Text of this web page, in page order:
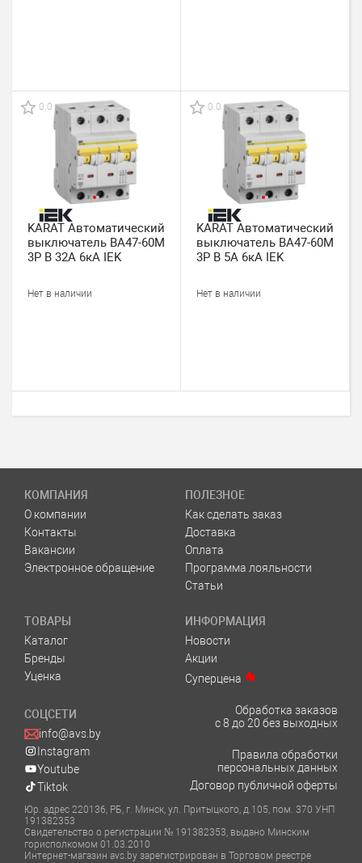
0.0
KARAT Автоматический
выключатель ВА47-60M
3P B 32А 6кА IEK
Нет в наличии
0.0
KARAT Автоматический
выключатель ВА47-60M
3P B 5А 6кА IEK
Нет в наличии
КОМПАНИЯ
О компании
Контакты
Вакансии
Электронное обращение
ПОЛЕЗНОЕ
Как сделать заказ
Доставка
Оплата
Программа лояльности
Статьи
ТОВАРЫ
Каталог
Бренды
Уценка
ИНФОРМАЦИЯ
Новости
Акции
Суперцена
СОЦСЕТИ
info@avs.by
Instagram
Youtube
Tiktok
Обработка заказов
с 8 до 20 без выходных
Правила обработки
персональных данных
Договор публичной оферты
Юр. адрес 220136, РБ, г. Минск, ул. Притыцкого, д.105, пом. 370 УНП
191382353
Свидетельство о регистрации № 191382353, выдано Минским
горисполкомом 01.03.2010
Интернет-магазин avs.by зарегистрирован в Торговом реестре